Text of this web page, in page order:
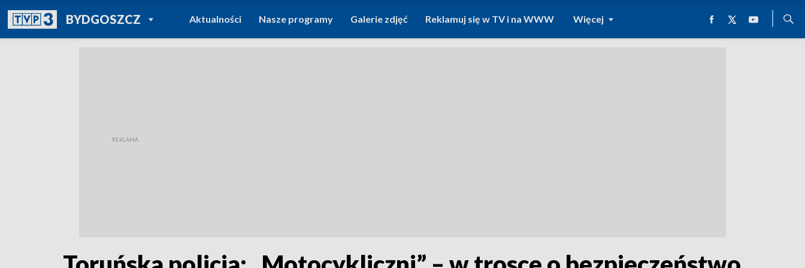
BYDGOSZCZPOWRÓT DO
TVP REGIONY
Aktualności Nasze programy Galerie zdjęć Reklamuj się w TV i na WWW Więcej